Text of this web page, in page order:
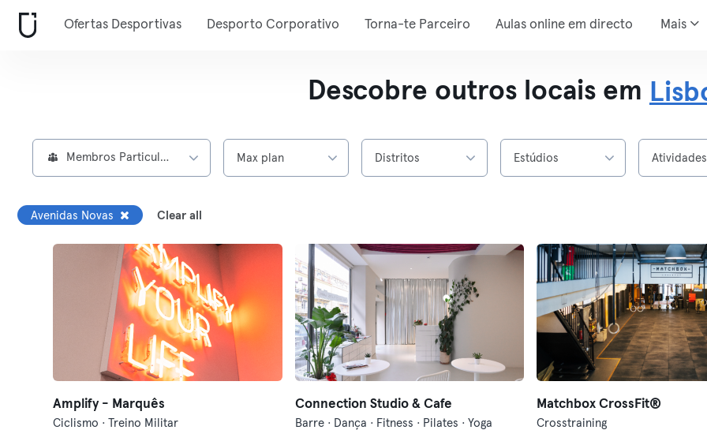
Ofertas Desportivas Desporto Corporativo Torna-te Parceiro Aulas online em directo Mais
Descobre outros locais em
Membros Particulares Max plan Distritos Estúdios Atividades
Avenidas Novas Clear all
Amplify - Marquês
Ciclismo · Treino Militar
Connection Studio & Cafe
Barre · Dança · Fitness · Pilates · Yoga
Matchbox CrossFit®
Crosstraining